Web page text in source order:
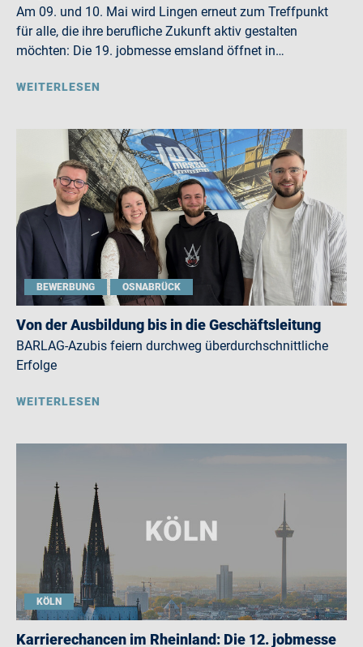
Am 09. und 10. Mai wird Lingen erneut zum Treffpunkt
für alle, die ihre berufliche Zukunft aktiv gestalten
möchten: Die 19. jobmesse emsland öffnet in…
WEITERLESEN
BEWERBUNG OSNABRÜCK
Von der Ausbildung bis in die Geschäftsleitung
BARLAG-Azubis feiern durchweg überdurchschnittliche
Erfolge
WEITERLESEN
KÖLN
Karrierechancen im Rheinland: Die 12. jobmesse